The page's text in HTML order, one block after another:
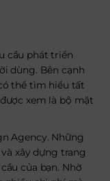
cầu phát triển
dùng. Bên cạnh
thể tìm hiểu tất
xem là bộ mặt
Agency. Những
xây dựng trang
của bạn. Nhờ